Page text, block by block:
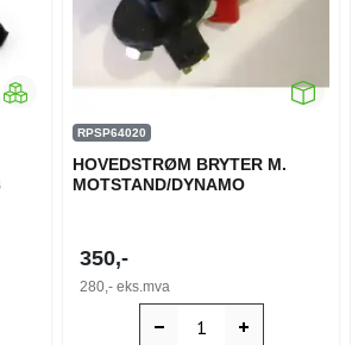
RPSP64020
HOVEDSTRØM BRYTER M.
MOTSTAND/DYNAMO
350,-
280,- eks.mva